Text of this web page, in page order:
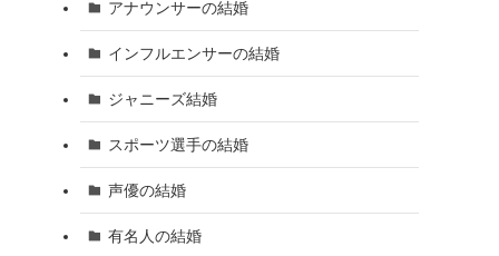
アナウンサーの結婚
インフルエンサーの結婚
ジャニーズ結婚
スポーツ選手の結婚
声優の結婚
有名人の結婚